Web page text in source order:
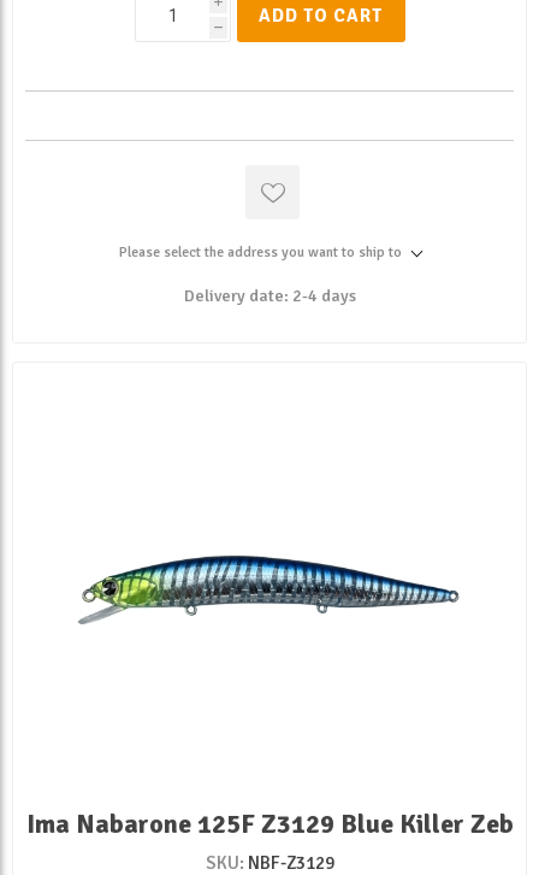
i
h
ADD TO CART
Please select the address you want to ship to
Delivery date: 2-4 days
Ima Nabarone 125F Z3129 Blue Killer Zeb
SKU: NBF-Z3129